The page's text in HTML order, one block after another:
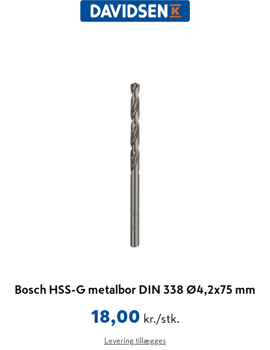
Bosch HSS-G metalbor DIN 338 Ø4,2x75 mm
18,00 kr./stk.
Levering tillægges